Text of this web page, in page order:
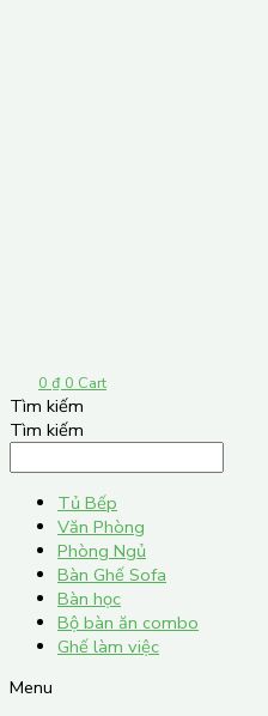
0 ₫ 0 Cart
Tìm kiếm
Tìm kiếm
Tủ Bếp
Văn Phòng
Phòng Ngủ
Bàn Ghế Sofa
Bàn học
Bộ bàn ăn combo
Ghế làm việc
Menu